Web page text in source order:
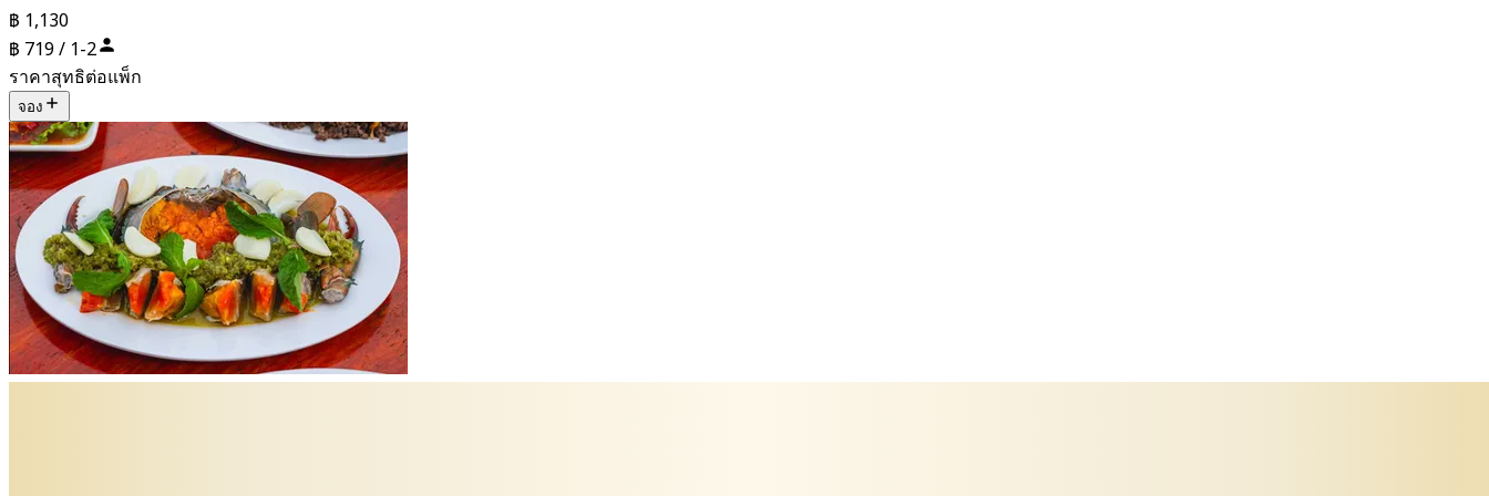
฿ 1,130
฿ 719 / 1-2
ราคาสุทธิต่อแพ็ก
จอง